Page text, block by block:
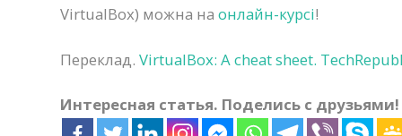
VirtualBox) можна на онлайн-курсі!
Переклад. VirtualBox: A cheat sheet.
Интересная статья. Поделись с друзьями!